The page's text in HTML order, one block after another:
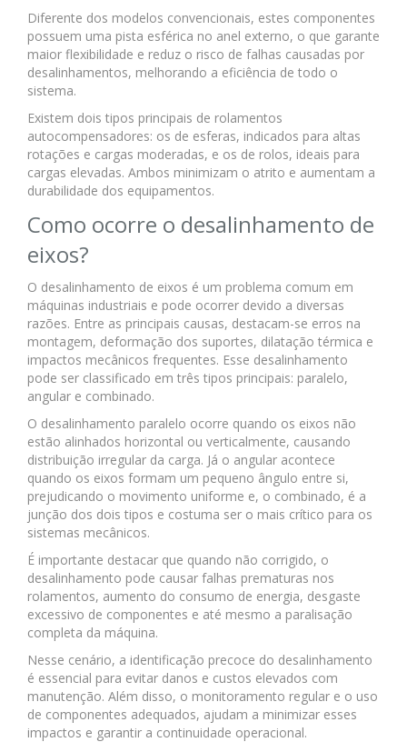
Diferente dos modelos convencionais, estes componentes
possuem uma pista esférica no anel externo, o que garante
maior flexibilidade e reduz o risco de falhas causadas por
desalinhamentos, melhorando a eficiência de todo o
sistema.
Existem dois tipos principais de rolamentos
autocompensadores: os de esferas, indicados para altas
rotações e cargas moderadas, e os de rolos, ideais para
cargas elevadas. Ambos minimizam o atrito e aumentam a
durabilidade dos equipamentos.
Como ocorre o desalinhamento de
eixos?
O desalinhamento de eixos é um problema comum em
máquinas industriais e pode ocorrer devido a diversas
razões. Entre as principais causas, destacam-se erros na
montagem, deformação dos suportes, dilatação térmica e
impactos mecânicos frequentes. Esse desalinhamento
pode ser classificado em três tipos principais: paralelo,
angular e combinado.
O desalinhamento paralelo ocorre quando os eixos não
estão alinhados horizontal ou verticalmente, causando
distribuição irregular da carga. Já o angular acontece
quando os eixos formam um pequeno ângulo entre si,
prejudicando o movimento uniforme e, o combinado, é a
junção dos dois tipos e costuma ser o mais crítico para os
sistemas mecânicos.
É importante destacar que quando não corrigido, o
desalinhamento pode causar falhas prematuras nos
rolamentos, aumento do consumo de energia, desgaste
excessivo de componentes e até mesmo a paralisação
completa da máquina.
Nesse cenário, a identificação precoce do desalinhamento
é essencial para evitar danos e custos elevados com
manutenção. Além disso, o monitoramento regular e o uso
de componentes adequados, ajudam a minimizar esses
impactos e garantir a continuidade operacional.